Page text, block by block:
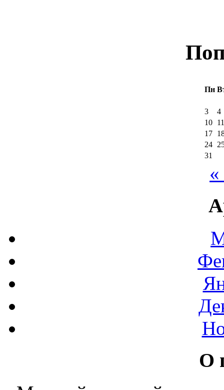
Пн
3
4
10
11
17
24
31
О